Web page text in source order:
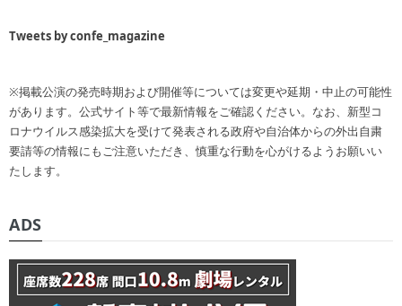
Tweets by confe_magazine
※掲載公演の発売時期および開催等については変更や延期・中止の可能性
があります。公式サイト等で最新情報をご確認ください。なお、新型コ
ロナウイルス感染拡大を受けて発表される政府や自治体からの外出自粛
要請等の情報にもご注意いただき、慎重な行動を心がけるようお願いい
たします。
ADS